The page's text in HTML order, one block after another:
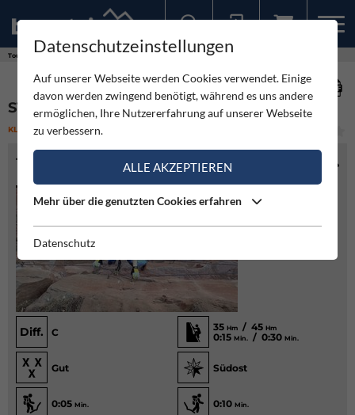
Touren
STARKENBURGER-KLETTERSTEIG
KLETTERSTEIG MITTEL
TOURENINFO
Diff. C 35 Hm / 45 Hm
0:15 Min. / 0:30 Min.
Gut Südost
0:05 Min. 0:10 Min.
Datenschutzeinstellungen
Auf unserer Webseite werden Cookies verwendet. Einige
davon werden zwingend benötigt, während es uns andere
ermöglichen, Ihre Nutzererfahrung auf unserer Webseite
zu verbessern.
ALLE AKZEPTIEREN
Mehr über die genutzten Cookies erfahren
Datenschutz